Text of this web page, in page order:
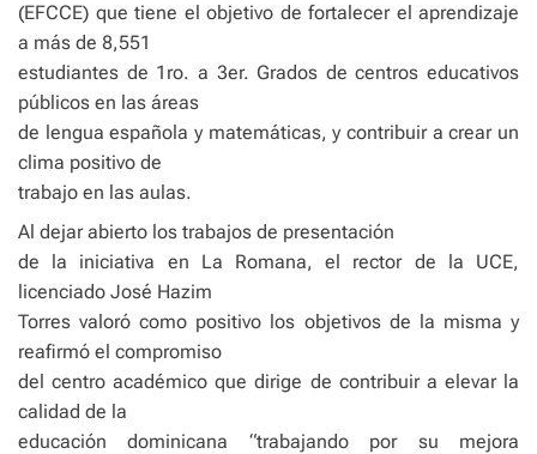
(EFCCE) que tiene el objetivo de fortalecer el aprendizaje
a más de 8,551
estudiantes de 1ro. a 3er. Grados de centros educativos
públicos en las áreas
de lengua española y matemáticas, y contribuir a crear un
clima positivo de
trabajo en las aulas.
Al dejar abierto los trabajos de presentación
de la iniciativa en La Romana, el rector de la UCE,
licenciado José Hazim
Torres valoró como positivo los objetivos de la misma y
reafirmó el compromiso
del centro académico que dirige de contribuir a elevar la
calidad de la
educación dominicana “trabajando por su mejora